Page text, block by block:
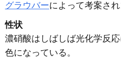
グラウバーによって考案され
性状
濃硝酸はしばしば光化学反
色になっている。